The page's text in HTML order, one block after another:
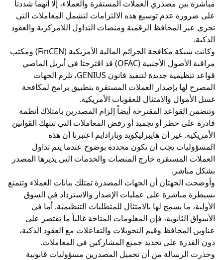
مباشرة بين مصدري العملات المستقرة والعملاء، إلا أنهما شددتا
على ضرورة عدم توسيع هذه الالتزامات لتشمل المعاملات التي
تجري عبر المحافظ الرقمية ومنصات التداول اللامركزية والعقود
الذكية.
وكانت شبكة مكافحة الجرائم المالية الأمريكية (FinCEN) ومكتب
مراقبة الأصول الأجنبية (OFAC) قد اقترحتا في أبريل الماضي
قواعد تنظيمية جديدة لتنفيذ قانون GENIUS، تلزم الجهات
المصرح لها بإصدار العملات المستقرة بتطبيق برامج لمكافحة
غسل الأموال والامتثال للعقوبات الأمريكية.
وتتضمن القواعد المقترحة أيضاً إلزام المصدرين بامتلاك أنظمة
قادرة على حظر أو تجميد أو رفض المعاملات التي تنتهك القوانين
الأمريكية. غير أن هايبرليكويد وبارادايم اعتبرتا أن هذه
المسؤوليات يجب أن تكون محددة بوضوح عندما يتم تداول
العملات المستقرة خارج المنصات والخدمات التي يديرها المصدر
بشكل مباشر.
وأوضحت الجهتان أن الجهات المصدرة تمتلك بيانات العملاء وتتمتع
بسيطرة مباشرة على عمليات الإصدار والاسترداد في السوق
الأولية، ما يسمح لها بالامتثال للمتطلبات التنظيمية. أما في
الأسواق الثانوية، فإن المعلومات المتاحة غالباً ما تقتصر على
عناوين المحافظ وقيم التحويلات والتفاعلات مع العقود الذكية،
دون القدرة على تحديد جميع المشاركين في المعاملات.
وحذرت الرسالة من أن تحميل المصدرين مسؤوليات قانونية